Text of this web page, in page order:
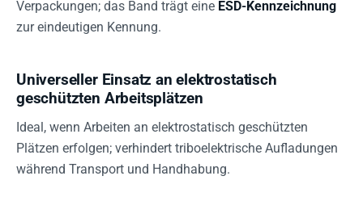
Verpackungen; das Band trägt eine ESD-Kennzeichnung
zur eindeutigen Kennung.
Universeller Einsatz an elektrostatisch
geschützten Arbeitsplätzen
Ideal, wenn Arbeiten an elektrostatisch geschützten
Plätzen erfolgen; verhindert triboelektrische Aufladungen
während Transport und Handhabung.